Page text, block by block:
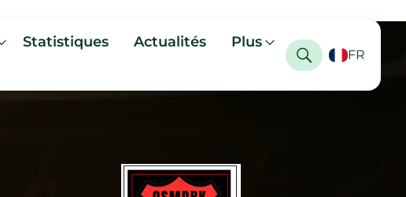
Statistiques Actualités Plus
FR